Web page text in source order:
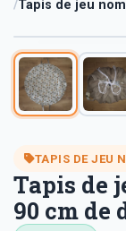
Tapis de jeu
TAPIS DE JEU
Tapis de
90 cm de